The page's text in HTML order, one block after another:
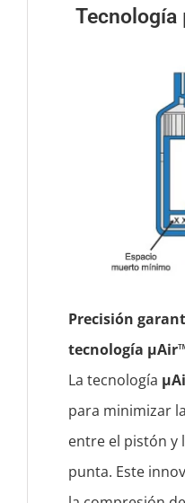
Tecnología
Precisión
tecnología
La tecnología
para minimizar
entre el pistón y
punta. Este